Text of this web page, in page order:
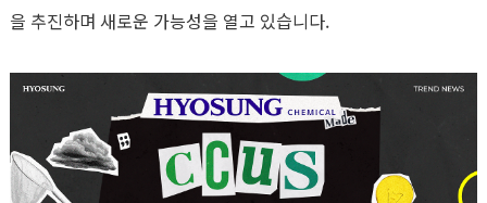
을 추진하며 새로운 가능성을 열고 있습니다.